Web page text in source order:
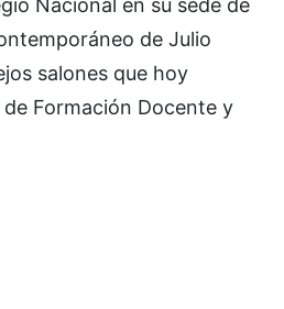
de Julio
salones que hoy
Formación Docente y